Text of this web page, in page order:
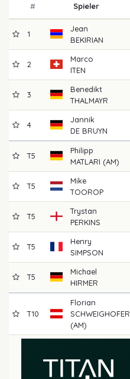
# Spieler
1
Jean
BEKIRIAN
2
Marco
ITEN
3
Benedikt
THALMAYR
4
Jannik
DE BRUYN
T5
Philipp
MATLARI (AM)
T5
Mike
TOOROP
T5
Trystan
PERKINS
T5
Henry
SIMPSON
T5
Michael
HIRMER
T10
Florian
SCHWEIGHOFER
(AM)